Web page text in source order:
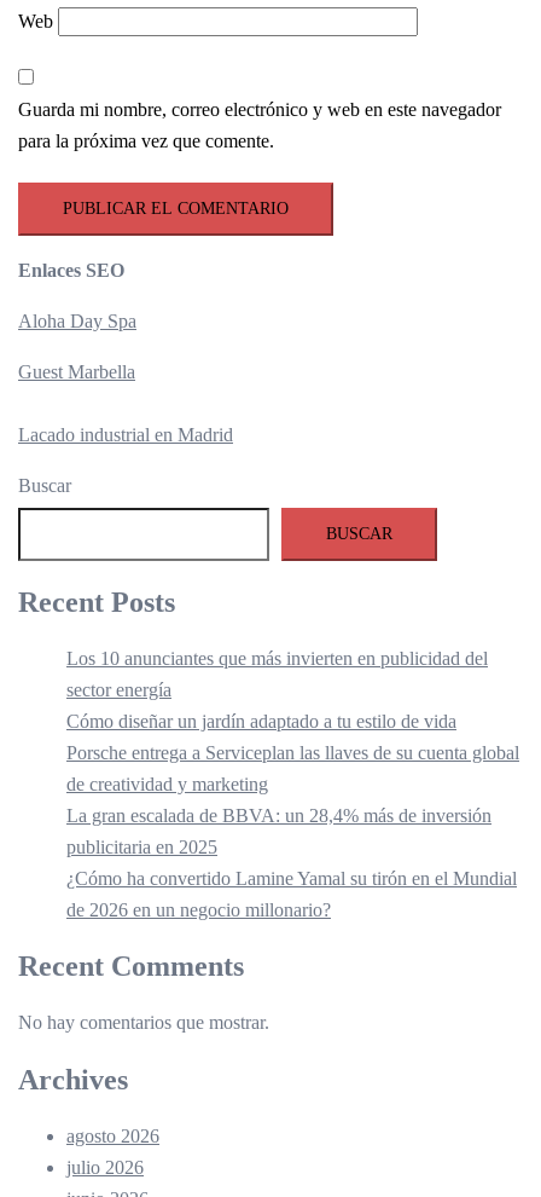
Web
Guarda mi nombre, correo electrónico y web en este navegador
para la próxima vez que comente.
Enlaces SEO
Aloha Day Spa
Guest Marbella
Lacado industrial en Madrid
Buscar
BUSCAR
Recent Posts
Los 10 anunciantes que más invierten en publicidad del
sector energía
Cómo diseñar un jardín adaptado a tu estilo de vida
Porsche entrega a Serviceplan las llaves de su cuenta global
de creatividad y marketing
La gran escalada de BBVA: un 28,4% más de inversión
publicitaria en 2025
¿Cómo ha convertido Lamine Yamal su tirón en el Mundial
de 2026 en un negocio millonario?
Recent Comments
No hay comentarios que mostrar.
Archives
agosto 2026
julio 2026